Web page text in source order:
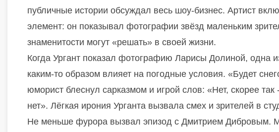
публичные истории обсуждал весь шоу-бизнес. Артист
элемент: он показывал фотографии звёзд маленьким
знаменитости могут «решать» в своей жизни.
Когда Ургант показал фотографию Ларисы Долиной, одна
каким-то образом влияет на погодные условия. «Будет
юморист блеснул сарказмом и игрой слов: «Нет, скорее
нет». Лёгкая ирония Урганта вызвала смех и зрителей в
Не меньше фурора вызвал эпизод с Дмитрием Дибровым.